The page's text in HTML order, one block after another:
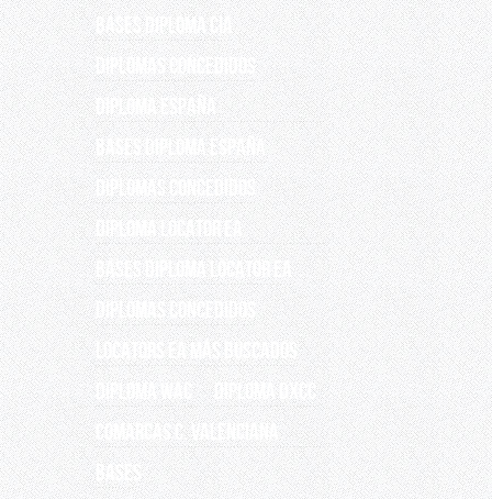
BASES DIPLOMA CIA
DIPLOMAS CONCEDIDOS
DIPLOMA ESPAÑA
BASES DIPLOMA ESPAÑA
Diplomas concedidos
Diploma Locator EA
Bases Diploma Locator EA
Diplomas concedidos
Locators EA más buscados
DIPLOMA WAC
Diploma DXCC
Comarcas C. Valenciana
Bases